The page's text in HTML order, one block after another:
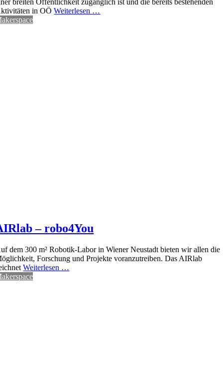
breiten Öffentlichkeit zugänglich ist und die bereits bestehenden
in OÖWeiterlesen …
– robo4You
dem 300 m² Robotik-Labor in Wiener Neustadt bieten wir allen die
Forschung und Projekte voranzutreiben. Das AIRlab
Weiterlesen …